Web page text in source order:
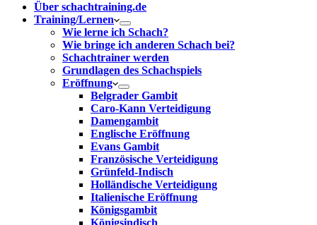
Über schachtraining.de
Training/Lernen
Wie lerne ich Schach?
Wie bringe ich anderen Schach bei?
Schachtrainer werden
Grundlagen des Schachspiels
Eröffnung
Belgrader Gambit
Caro-Kann Verteidigung
Damengambit
Englische Eröffnung
Evans Gambit
Französische Verteidigung
Grünfeld-Indisch
Holländische Verteidigung
Italienische Eröffnung
Königsgambit
Königsindisch